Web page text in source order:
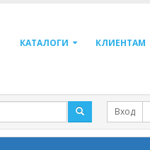
КАТАЛОГИ КЛИЕНТАМ
Вход